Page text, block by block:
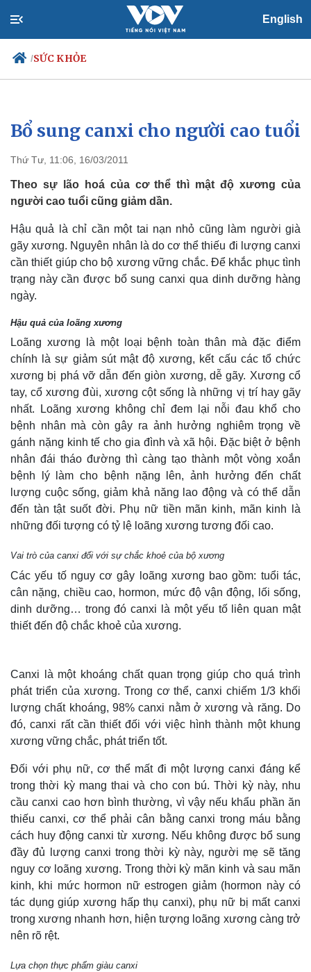
English
/SỨC KHỎE
Chính trị
Tổ chức nhân sự
Quốc hội
Nhận diện sự thật
Xã hội
Giáo dục
Dấu ấn VOV
Việc làm
Biển đảo
Thế giới
Cuộc sống đó đây
Bổ sung canxi cho người cao tuổi
Thứ Tư, 11:06, 16/03/2011
Theo sự lão hoá của cơ thể thì mật độ xương của
người cao tuổi cũng giảm dần.
Hậu quả là chỉ cần một tai nạn nhỏ cũng làm người già
gãy xương. Nguyên nhân là do cơ thể thiếu đi lượng canxi
cần thiết giúp cho bộ xương vững chắc. Để khắc phục tình
trạng này cần được bổ sung canxi qua dinh dưỡng hàng
ngày.
Hậu quả của loãng xương
Loãng xương là một loại bệnh toàn thân mà đặc điểm
chính là sự giảm sút mật độ xương, kết cấu các tổ chức
xương bị phá vỡ dẫn đến giòn xương, dễ gãy. Xương cổ
tay, cổ xương đùi, xương cột sống là những vị trí hay gãy
nhất. Loãng xương không chỉ đem lại nỗi đau khổ cho
bệnh nhân mà còn gây ra ảnh hưởng nghiêm trọng về
gánh nặng kinh tế cho gia đình và xã hội. Đặc biệt ở bệnh
nhân đái tháo đường thì càng tạo thành một vòng xoắn
bệnh lý làm cho bệnh nặng lên, ảnh hưởng đến chất
lượng cuộc sống, giảm khả năng lao động và có thể dẫn
đến tàn tật suốt đời. Phụ nữ tiền mãn kinh, mãn kinh là
những đối tượng có tỷ lệ loãng xương tương đối cao.
Vai trò của canxi đối với sự chắc khoẻ của bộ xương
Các yếu tố nguy cơ gây loãng xương bao gồm: tuổi tác,
cân nặng, chiều cao, hormon, mức độ vận động, lối sống,
dinh dưỡng… trong đó canxi là một yếu tố liên quan mật
thiết đến độ chắc khoẻ của xương.
Canxi là một khoáng chất quan trọng giúp cho quá trình
phát triển của xương. Trong cơ thể, canxi chiếm 1/3 khối
lượng chất khoáng, 98% canxi nằm ở xương và răng. Do
đó, canxi rất cần thiết đối với việc hình thành một khung
xương vững chắc, phát triển tốt.
Đối với phụ nữ, cơ thể mất đi một lượng canxi đáng kể
trong thời kỳ mang thai và cho con bú. Thời kỳ này, nhu
cầu canxi cao hơn bình thường, vì vậy nếu khẩu phần ăn
thiếu canxi, cơ thể phải cân bằng canxi trong máu bằng
cách huy động canxi từ xương. Nếu không được bổ sung
đầy đủ lượng canxi trong thời kỳ này, người mẹ sẽ tăng
nguy cơ loãng xương. Trong thời kỳ mãn kinh và sau mãn
kinh, khi mức hormon nữ estrogen giảm (hormon này có
tác dụng giúp xương hấp thụ canxi), phụ nữ bị mất canxi
trong xương nhanh hơn, hiện tượng loãng xương càng trở
nên rõ rệt.
Lựa chọn thực phẩm giàu canxi